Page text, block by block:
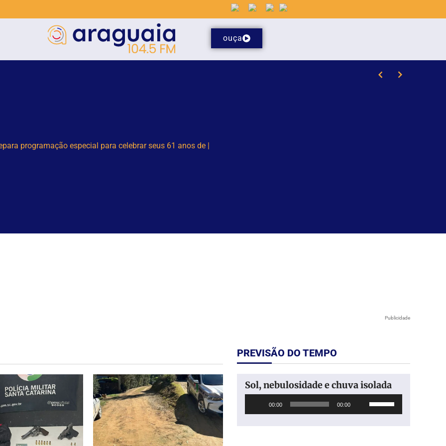
ouça
terceirizado sofre queda em obra no Centro Administrativo da Havan em Brusque
Publicidade
PREVISÃO DO TEMPO
Sol, nebulosidade e chuva isolada
00:00 00:00